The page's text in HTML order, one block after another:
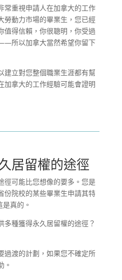
常重視申請人在加拿大的工作
勞動力市場的畢業生，您已經
值得信賴，你很聰明，你受過
所以加拿大當然希望你留下
建立對您整個職業生涯都有幫
加拿大的工作經驗可能會證明
居留權的途徑
徑可能比您想像的要多。您是
份院校的某些畢業生申請其特
真的。
多種獲得永久居留權的途徑？
過渡的計劃，如果您不確定所
。